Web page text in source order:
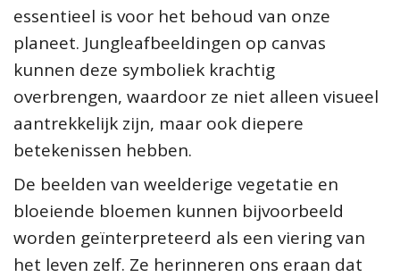
essentieel is voor het behoud van onze
planeet. Jungleafbeeldingen op canvas
kunnen deze symboliek krachtig
overbrengen, waardoor ze niet alleen visueel
aantrekkelijk zijn, maar ook diepere
betekenissen hebben.
De beelden van weelderige vegetatie en
bloeiende bloemen kunnen bijvoorbeeld
worden geïnterpreteerd als een viering van
het leven zelf. Ze herinneren ons eraan dat